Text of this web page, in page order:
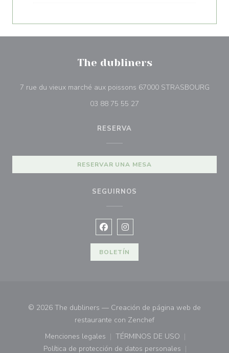
The dubliners
7 rue du vieux marché aux poissons 67000 STRASBOURG
03 88 75 55 27
RESERVA
RESERVAR UNA MESA
SEGUIRNOS
Facebook ((abre en una nueva
Instagram ((abre en una
BOLETÍN
© 2026 The dubliners — Creación de página web de
restaurante con Zenchef((abre en una nueva
Menciones legales
((abre en una nueva ventana))
TÉRMINOS DE USO
((abre en una nueva
Política de protección de datos personales